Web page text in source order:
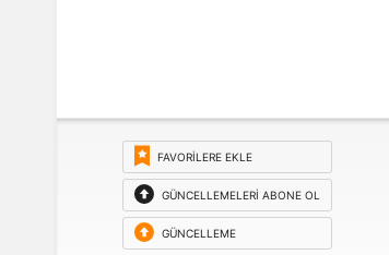
FAVORILERE EKLE
GÜNCELLEMELERI ABONE OL
GÜNCELLEME